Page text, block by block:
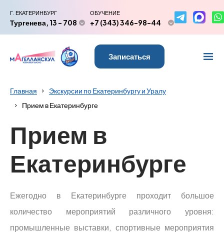
Г. ЕКАТЕРИНБУРГ
Тургенева, 13 - 708
ОБУЧЕНИЕ
+7 (343) 346-98-44
Записаться
Главная
Экскурсии по Екатеринбургу и Уралу
Прием в Екатеринбурге
Прием в
Екатеринбурге
Ежегодно в Екатеринбурге проходит большое
количество мероприятий различного уровня:
промышленные выставки, спортивные мероприятия